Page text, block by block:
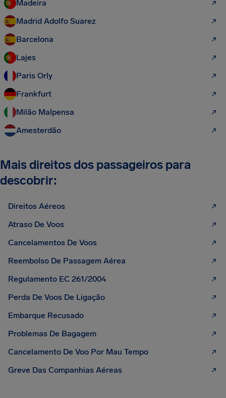
Madeira
Madrid Adolfo Suarez
Barcelona
Lajes
Paris Orly
Frankfurt
Milão Malpensa
Amesterdão
Mais direitos dos passageiros para
descobrir:
Direitos Aéreos
Atraso De Voos
Cancelamentos De Voos
Reembolso De Passagem Aérea
Regulamento EC 261/2004
Perda De Voos De Ligação
Embarque Recusado
Problemas De Bagagem
Cancelamento De Voo Por Mau Tempo
Greve Das Companhias Aéreas